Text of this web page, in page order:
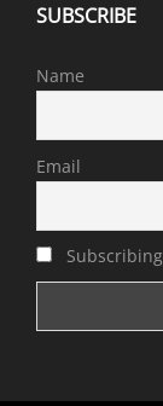
SUBSCRIBE
Name
Email